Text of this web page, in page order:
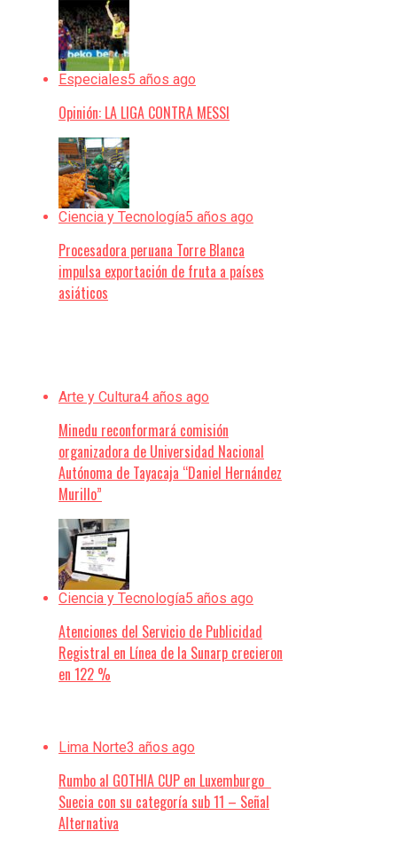
Especiales5 años ago
Opinión: LA LIGA CONTRA MESSI
Ciencia y Tecnología5 años ago
Procesadora peruana Torre Blanca
impulsa exportación de fruta a países
asiáticos
Arte y Cultura4 años ago
Minedu reconformará comisión
organizadora de Universidad Nacional
Autónoma de Tayacaja “Daniel Hernández
Murillo”
Ciencia y Tecnología5 años ago
Atenciones del Servicio de Publicidad
Registral en Línea de la Sunarp crecieron
en 122 %
Lima Norte3 años ago
Rumbo al GOTHIA CUP en Luxemburgo
Suecia con su categoría sub 11 – Señal
Alternativa